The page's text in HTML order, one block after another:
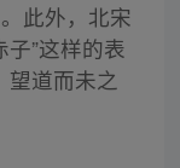
。此外，北宋
”这样的表
望道而未之